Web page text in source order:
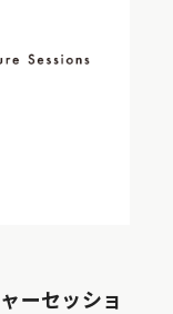
ーセッショ